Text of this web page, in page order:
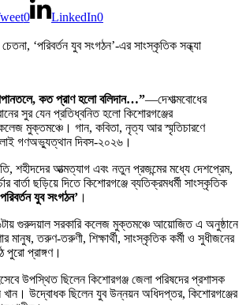
0 LinkedIn0
কত প্রাণ হলো বলিদান…”—দেশাত্মবোধের
সুর যেন প্রতিধ্বনিত হলো কিশোরগঞ্জের
মুক্তমঞ্চে। গান, কবিতা, নৃত্য আর স্মৃতিচারণে
গণঅভ্যুত্থান দিবস-২০২৬।
শহীদদের আত্মত্যাগ এবং নতুন প্রজন্মের মধ্যে দেশপ্রেম,
বার্তা ছড়িয়ে দিতে কিশোরগঞ্জে ব্যতিক্রমধর্মী সাংস্কৃতিক
যুব সংগঠন’ ।
গুরুদয়াল সরকারি কলেজ মুক্তমঞ্চে আয়োজিত এ অনুষ্ঠানে
মানুষ, তরুণ-তরুণী, শিক্ষার্থী, সাংস্কৃতিক কর্মী ও সুধীজনের
পুরো প্রাঙ্গণ।
উপস্থিত ছিলেন কিশোরগঞ্জ জেলা পরিষদের প্রশাসক
খান। উদ্বোধক ছিলেন যুব উন্নয়ন অধিদপ্তর, কিশোরগঞ্জের